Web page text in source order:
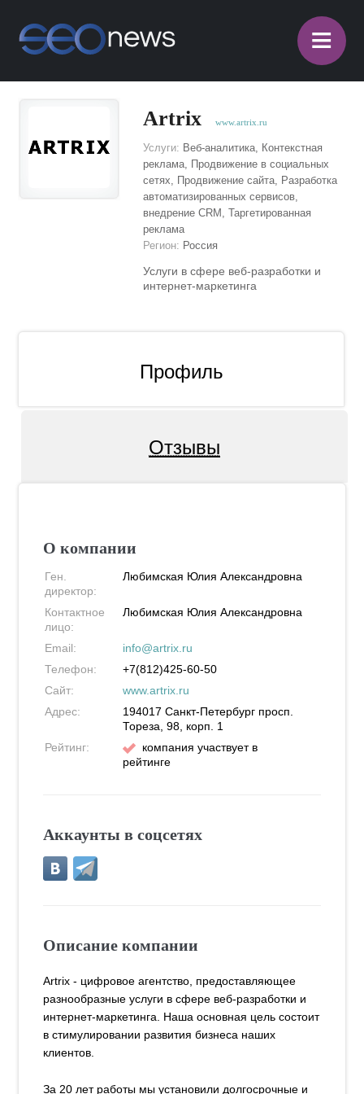
≡
Artrix www.artrix.ru
Услуги: Веб-аналитика, Контекстная
реклама, Продвижение в социальных
сетях, Продвижение сайта, Разработка
автоматизированных сервисов,
внедрение CRM, Таргетированная
реклама
Регион: Россия
Услуги в сфере веб-разработки и
интернет-маркетинга
Профиль
Отзывы
О компании
Ген.
директор:
Любимская Юлия Александровна
Контактное
лицо:
Любимская Юлия Александровна
Email:
info@artrix.ru
Телефон:
+7(812)425-60-50
Сайт:
www.artrix.ru
Адрес:
194017 Санкт-Петербург просп.
Тореза, 98, корп. 1
Рейтинг:
компания участвует в
рейтинге
Аккаунты в соцсетях
Описание компании
Artrix - цифровое агентство, предоставляющее
разнообразные услуги в сфере веб-разработки и
интернет-маркетинга. Наша основная цель состоит
в стимулировании развития бизнеса наших
клиентов.
За 20 лет работы мы установили долгосрочные и